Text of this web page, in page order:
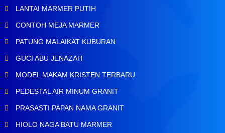
LANTAI MARMER PUTIH
CONTOH MEJA MARMER
PATUNG MALAIKAT KUBURAN
GUCI ABU JENAZAH
MODEL MAKAM KRISTEN TERBARU
PEDESTAL AIR MINUM GRANIT
PRASASTI PAPAN NAMA GRANIT
HIOLO NAGA BATU MARMER